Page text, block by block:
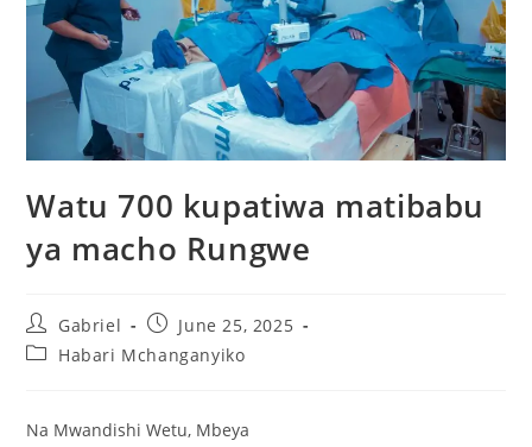
Watu 700 kupatiwa matibabu
ya macho Rungwe
Gabriel
June 25, 2025
Habari Mchanganyiko
Na Mwandishi Wetu, Mbeya